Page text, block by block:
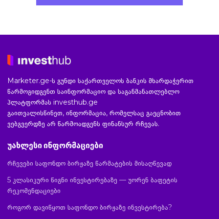
Marketer.ge-ს გუნდი საქართველოს ბანკის მხარდაჭერით
წარმოგიდგენთ საინფორმაციო და საგანმანათლებლო
პლატფორმას investhub.ge
გაითვალისწინეთ, ინფორმაცია, რომელსაც გაეცნობით
ვებგვერდზე არ წარმოადგენს ფინანსურ რჩევას.
უახლესი ინფორმაციები
რჩევები საფონდო ბირჟაზე წარმატების მისაღწევად
5 კლასიკური წიგნი ინვესტირებაზე — უორენ ბაფეტის
რეკომენდაციები
როგორ დავიწყოთ საფონდო ბირჟაზე ინვესტირება?